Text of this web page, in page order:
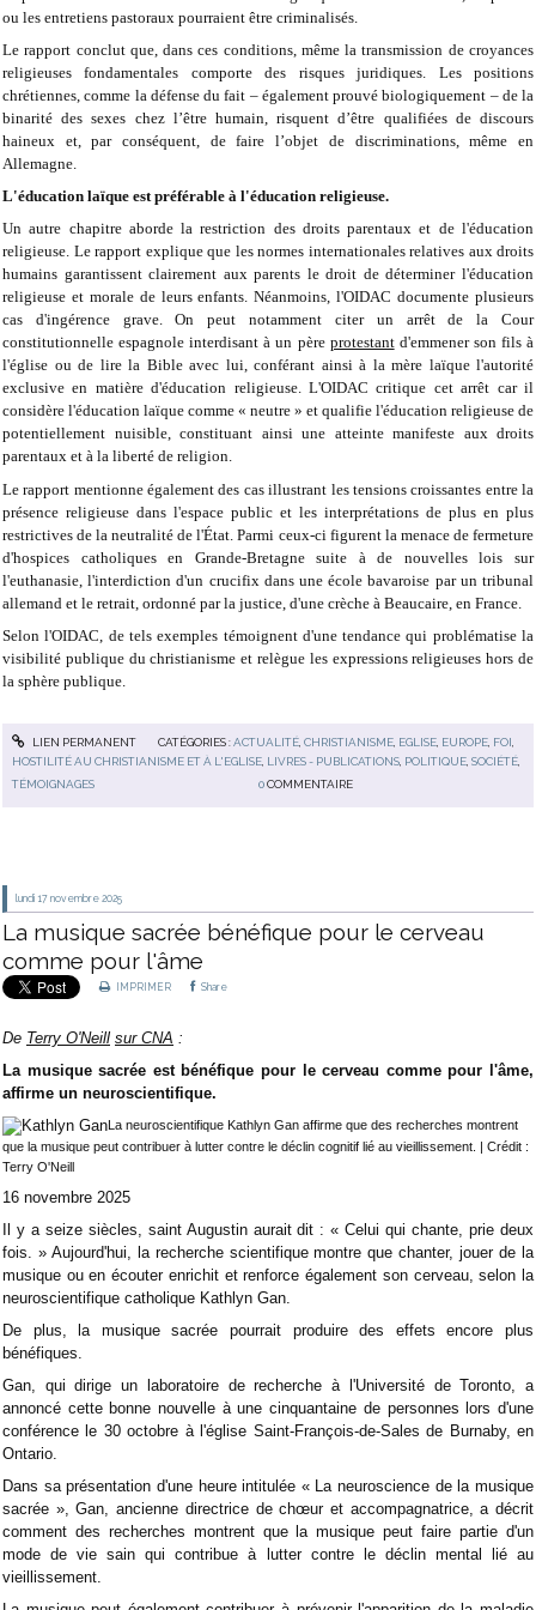
ou les entretiens pastoraux pourraient être criminalisés.
Le rapport conclut que, dans ces conditions, même la transmission de croyances
religieuses fondamentales comporte des risques juridiques. Les positions
chrétiennes, comme la défense du fait – également prouvé biologiquement – ​​de la
binarité des sexes chez l’être humain, risquent d’être qualifiées de discours
haineux et, par conséquent, de faire l’objet de discriminations, même en
Allemagne.
L'éducation laïque est préférable à l'éducation religieuse.
Un autre chapitre aborde la restriction des droits parentaux et de l'éducation
religieuse. Le rapport explique que les normes internationales relatives aux droits
humains garantissent clairement aux parents le droit de déterminer l'éducation
religieuse et morale de leurs enfants. Néanmoins, l'OIDAC documente plusieurs
cas d'ingérence grave. On peut notamment citer un arrêt de la Cour
constitutionnelle espagnole interdisant à un père protestantd'emmener son fils à
l'église ou de lire la Bible avec lui, conférant ainsi à la mère laïque l'autorité
exclusive en matière d'éducation religieuse. L'OIDAC critique cet arrêt car il
considère l'éducation laïque comme « neutre » et qualifie l'éducation religieuse de
potentiellement nuisible, constituant ainsi une atteinte manifeste aux droits
parentaux et à la liberté de religion.
Le rapport mentionne également des cas illustrant les tensions croissantes entre la
présence religieuse dans l'espace public et les interprétations de plus en plus
restrictives de la neutralité de l'État. Parmi ceux-ci figurent la menace de fermeture
d'hospices catholiques en Grande-Bretagne suite à de nouvelles lois sur
l'euthanasie, l'interdiction d'un crucifix dans une école bavaroise par un tribunal
allemand et le retrait, ordonné par la justice, d'une crèche à Beaucaire, en France.
Selon l'OIDAC, de tels exemples témoignent d'une tendance qui problématise la
visibilité publique du christianisme et relègue les expressions religieuses hors de
la sphère publique.
LIEN PERMANENT CATÉGORIES :ACTUALITÉ, CHRISTIANISME, EGLISE, EUROPE, FOI,
HOSTILITÉ AU CHRISTIANISME ET À L'EGLISE, LIVRES - PUBLICATIONS, POLITIQUE,SOCIÉTÉ,
TÉMOIGNAGES
0 COMMENTAIRE
lundi 17 novembre 2025
La musique sacrée bénéfique pour le cerveau
comme pour l'âme
IMPRIMER Share
De Terry O'Neill sur CNA :
La musique sacrée est bénéfique pour le cerveau comme pour l'âme,
affirme un neuroscientifique.
La neuroscientifique Kathlyn Gan affirme que des recherches montrent
que la musique peut contribuer à lutter contre le déclin cognitif lié au vieillissement. | Crédit :
Terry O'Neill
16 novembre 2025
Il y a seize siècles, saint Augustin aurait dit : « Celui qui chante, prie deux
fois. » Aujourd'hui, la recherche scientifique montre que chanter, jouer de la
musique ou en écouter enrichit et renforce également son cerveau, selon la
neuroscientifique catholique Kathlyn Gan.
De plus, la musique sacrée pourrait produire des effets encore plus
bénéfiques.
Gan, qui dirige un laboratoire de recherche à l'Université de Toronto, a
annoncé cette bonne nouvelle à une cinquantaine de personnes lors d'une
conférence le 30 octobre à l'église Saint-François-de-Sales de Burnaby, en
Ontario.
Dans sa présentation d'une heure intitulée « La neuroscience de la musique
sacrée », Gan, ancienne directrice de chœur et accompagnatrice, a décrit
comment des recherches montrent que la musique peut faire partie d'un
mode de vie sain qui contribue à lutter contre le déclin mental lié au
vieillissement.